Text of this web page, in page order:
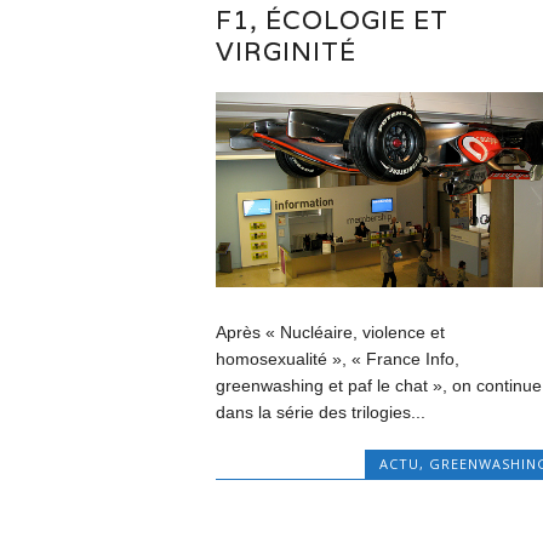
F1, ÉCOLOGIE ET
VIRGINITÉ
Après « Nucléaire, violence et
homosexualité », « France Info,
greenwashing et paf le chat », on continue
dans la série des trilogies...
ACTU,